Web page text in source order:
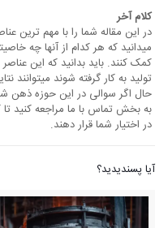
کلام آخر
در این مقاله شما را با مهم ترین
میدانید که هر کدام از آنها چه
کمک کنند. باید بدانید که این
تولید به کار گرفته شوند میتوانند
حال اگر سوالی در این حوزه ذهن
به بخش تماس با ما مراجعه کنید تا
در اختیار شما قرار دهند.
آیا پسندیدید؟